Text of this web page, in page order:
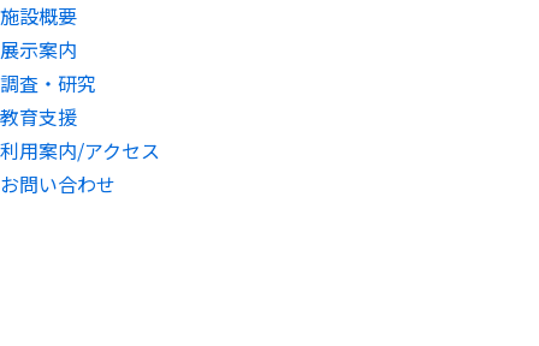
施設概要
展示案内
調査・研究
教育支援
利用案内/アクセス
お問い合わせ